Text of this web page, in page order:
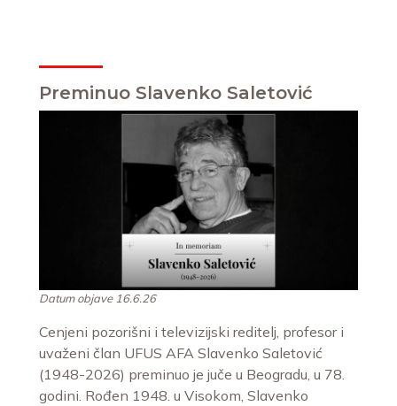
Preminuo Slavenko Saletović
Datum objave 16.6.26
Cenjeni pozorišni i televizijski reditelj, profesor i
uvaženi član UFUS AFA Slavenko Saletović
(1948-2026) preminuo je juče u Beogradu, u 78.
godini. Rođen 1948. u Visokom, Slavenko